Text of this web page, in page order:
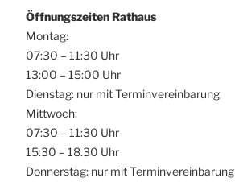
Öffnungszeiten Rathaus
Montag:
07:30 – 11:30 Uhr
13:00 – 15:00 Uhr
Dienstag: nur mit Terminvereinbarung
Mittwoch:
07:30 – 11:30 Uhr
15:30 – 18.30 Uhr
Donnerstag: nur mit Terminvereinbarung